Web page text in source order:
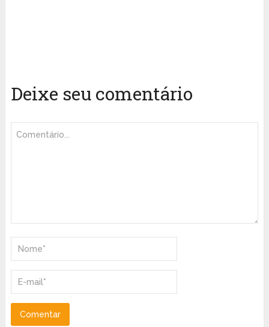
Deixe seu comentário